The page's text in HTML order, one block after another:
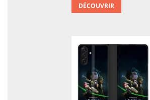
DÉCOUVRIR